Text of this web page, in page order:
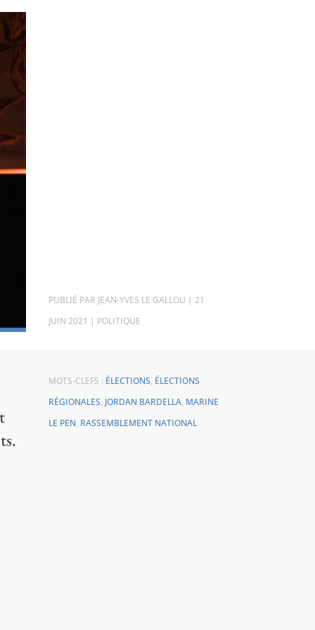
PAR JEAN-YVES LE GALLOU | 21
JUIN 2021 | POLITIQUE
MOTS-CLEFS : ÉLECTIONS, ÉLECTIONS
RÉGIONALES, JORDAN BARDELLA, MARINE
LE PEN, RASSEMBLEMENT NATIONAL